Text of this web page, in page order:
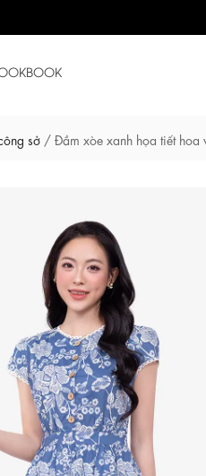
sở / Đầm xòe xanh họa tiết hoa